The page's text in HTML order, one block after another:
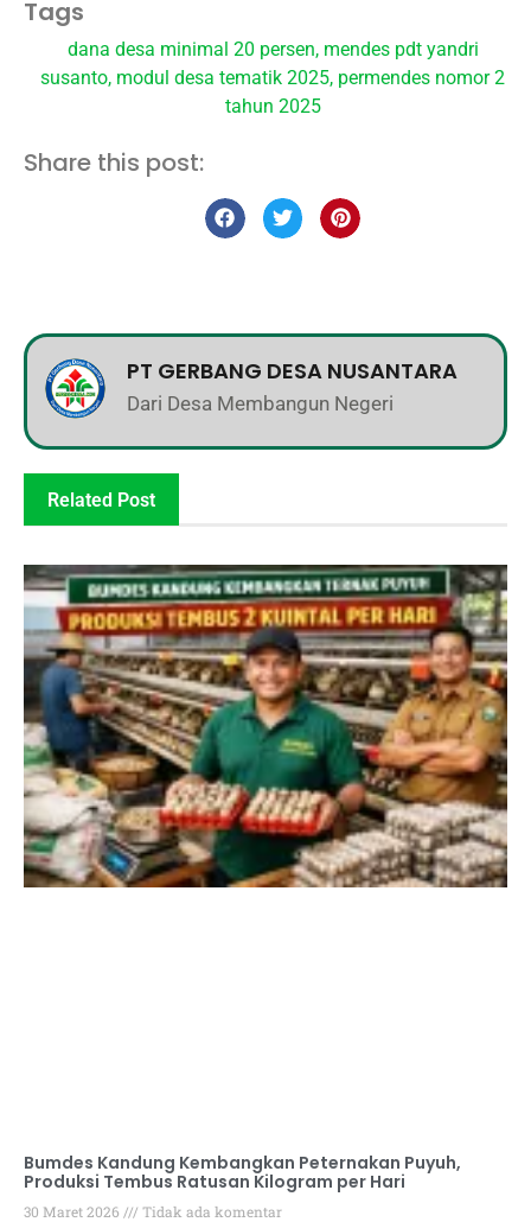
Tags
dana desa minimal 20 persen, mendes pdt yandri
susanto, modul desa tematik 2025, permendes nomor 2
tahun 2025
Share this post:
PT GERBANG DESA NUSANTARA
Dari Desa Membangun Negeri
Related Post
Bumdes Kandung Kembangkan Peternakan Puyuh,
Produksi Tembus Ratusan Kilogram per Hari
30 Maret 2026 Tidak ada komentar